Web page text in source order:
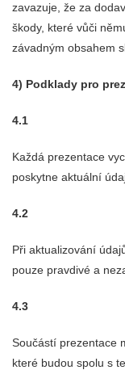
zavazuje, že za
škody, které vůči
závadným obsahem
4) Podklady pro
4.1
Každá prezentace
poskytne aktuální
4.2
Při aktualizování
pouze pravdivé a
4.3
Součástí prezentace
které budou spolu s